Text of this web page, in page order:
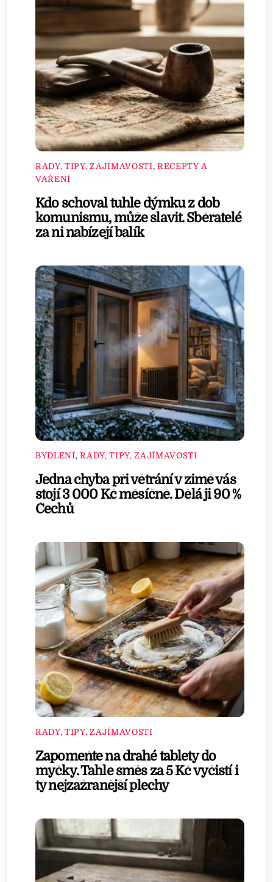
RADY, TIPY, ZAJÍMAVOSTI, RECEPTY A
VAŘENÍ
Kdo schoval tuhle dýmku z dob
komunismu, může slavit. Sběratelé
za ni nabízejí balík
BYDLENÍ,RADY, TIPY, ZAJÍMAVOSTI
Jedna chyba při větrání v zimě vás
stojí 3 000 Kč měsíčně. Dělá ji 90 %
Čechů
RADY, TIPY, ZAJÍMAVOSTI
Zapomeňte na drahé tablety do
myčky. Tahle směs za 5 Kč vyčistí i
ty nejzažranější plechy